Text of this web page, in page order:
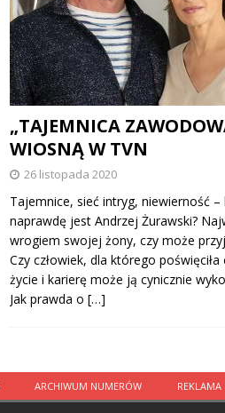
„TAJEMNICA
WIOSNĄ W TVN
26 listopada 2020
Tajemnice, sieć intryg, niewierność –
naprawdę jest Andrzej Żurawski?
wrogiem swojej żony, czy może
Czy człowiek, dla którego poświęciła
życie i karierę może ją cynicznie
Jak prawda o […]
ARCHIWUM NUMERÓW REKLAMA